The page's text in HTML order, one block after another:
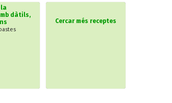
dàtils,
Cercar més receptes